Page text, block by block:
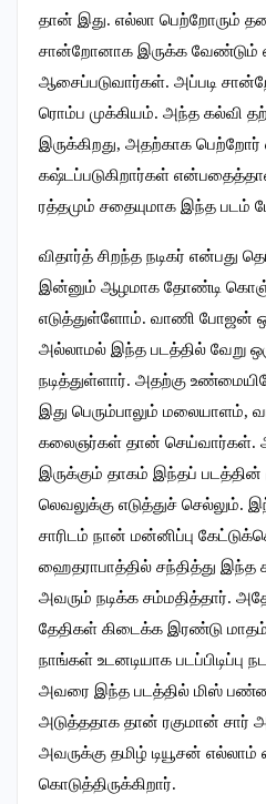
தான் இது. எல்லா பெற்றோரும்
சான்றோனாக இருக்க வேண்டும்
ஆசைப்படுவார்கள். அப்படி
ரொம்ப முக்கியம். அந்த கல்வி
இருக்கிறது, அதற்காக
கஷ்டப்படுகிறார்கள்
ரத்தமும் சதையுமாக இந்த படம்
விதார்த் சிறந்த நடிகர் என்பது
இன்னும் ஆழமாக தோண்டி
எடுத்துள்ளோம். வாணி போஜன்
அல்லாமல் இந்த படத்தில் வேறு
நடித்துள்ளார். அதற்கு
இது பெரும்பாலும் மலையாளம்,
கலைஞர்கள் தான் செய்வார்கள்.
இருக்கும் தாகம் இந்தப்
லெவலுக்கு எடுத்துச் செல்லும்.
சாரிடம் நான் மன்னிப்பு
ஹைதராபாத்தில் சந்தித்து
அவரும் நடிக்க சம்மதித்தார்.
தேதிகள் கிடைக்க இரண்டு
நாங்கள் உடனடியாக படப்பிடிப்பு
அவரை இந்த படத்தில் மிஸ்
அடுத்ததாக தான் ரகுமான் சார்
அவருக்கு தமிழ் டியூசன் எல்லாம்
கொடுத்திருக்கிறார்.